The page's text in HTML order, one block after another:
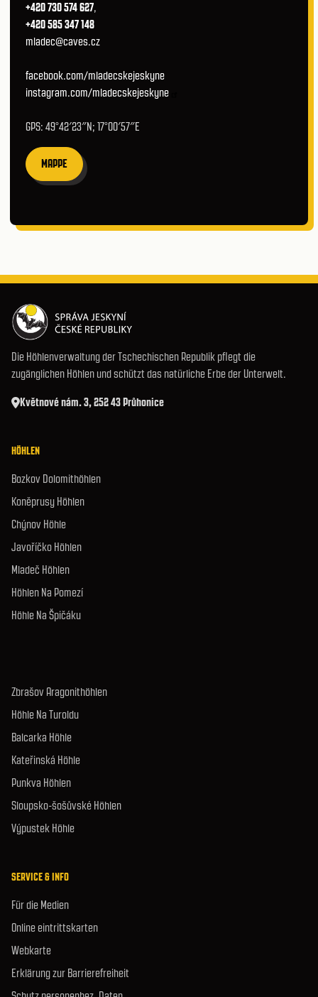
+420 730 574 627,
+420 585 347 148
mladec@caves.cz
facebook.com/mladecskejeskyne
instagram.com/mladecskejeskyne
GPS: 49°42′23″N; 17°00′57″E
MAPPE
Die Höhlenverwaltung der Tschechischen Republik pflegt die
zugänglichen Höhlen und schützt das natürliche Erbe der Unterwelt.
Květnové nám. 3, 252 43 Průhonice
HÖHLEN
Bozkov Dolomithöhlen
Koněprusy Höhlen
Chýnov Höhle
Javoříčko Höhlen
Mladeč Höhlen
Höhlen Na Pomezí
Höhle Na Špičáku
Zbrašov Aragonithöhlen
Höhle Na Turoldu
Balcarka Höhle
Kateřinská Höhle
Punkva Höhlen
Sloupsko-šošůvské Höhlen
Výpustek Höhle
SERVICE & INFO
Für die Medien
Online eintrittskarten
Webkarte
Erklärung zur Barrierefreiheit